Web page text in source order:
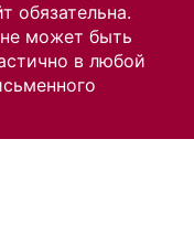
обязательна.
может быть
в любой